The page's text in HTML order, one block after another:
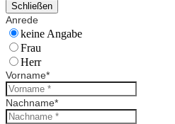
Schließen
Anrede
keine Angabe
Frau
Herr
Vorname*
Nachname*